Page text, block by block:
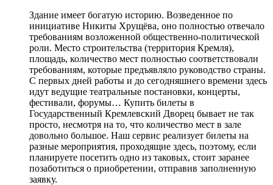
Здание имеет богатую историю. Возведенное по
инициативе Никиты Хрущёва, оно полностью отвечало
требованиям возложенной общественно-политической
роли. Место строительства (территория Кремля),
площадь, количество мест полностью соответствовали
требованиям, которые предъявляло руководство страны.
С первых дней работы и до сегодняшнего времени здесь
идут ведущие театральные постановки, концерты,
фестивали, форумы… Купить билеты в
Государственный Кремлевский Дворец бывает не так
просто, несмотря на то, что количество мест в зале
довольно большое. Наш сервис реализует билеты на
разные мероприятия, проходящие здесь, поэтому, если
планируете посетить одно из таковых, стоит заранее
позаботиться о приобретении, отправив заполненную
заявку.